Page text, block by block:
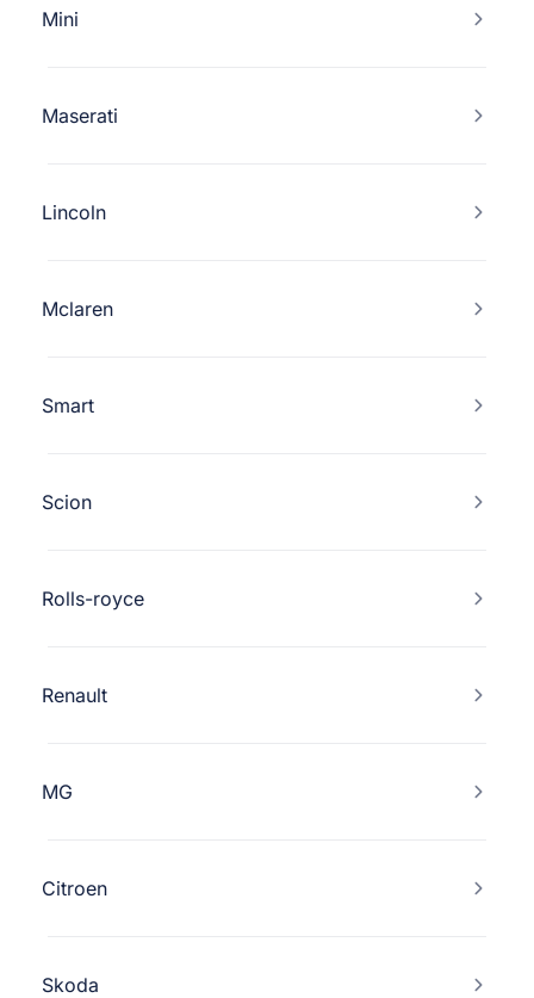
Mini
Maserati
Lincoln
Mclaren
Smart
Scion
Rolls-royce
Renault
MG
Citroen
Skoda